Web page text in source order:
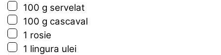
▢
100 g servelat
▢
100 g cascaval
▢
1 rosie
▢
1 lingura ulei